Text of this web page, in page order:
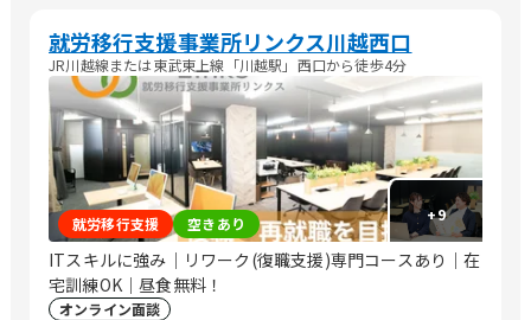
就労移行支援事業所リンクス川越西口
JR川越線または東武東上線「川越駅」西口から徒歩4分
+9
就労移行支援 空きあり
ITスキルに強み｜リワーク(復職支援)専門コースあり｜在
宅訓練OK｜昼食無料！
オンライン面談